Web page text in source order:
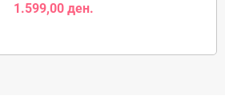
1.599,00 ден.